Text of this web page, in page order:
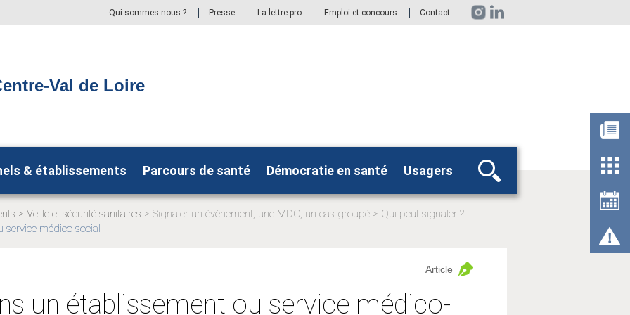
Qui sommes-nous ? Presse La lettre pro Emploi et concours Contact
Val de Loire
& établissements Parcours de santé Démocratie en santé Usagers
Rechercher
Page
Veille et sécurité sanitaires Signaler un évènement, une MDO, un cas groupé Qui peut signaler ?
service médico-social
un établissement ou service médico-
Article